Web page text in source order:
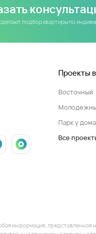
подбор квартиры по
Проекты
Восточный
Парк у дома
Все
информация, представленная